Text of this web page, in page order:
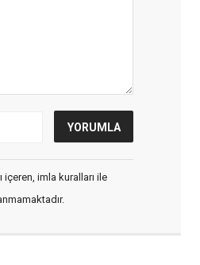
imla kuralları ile